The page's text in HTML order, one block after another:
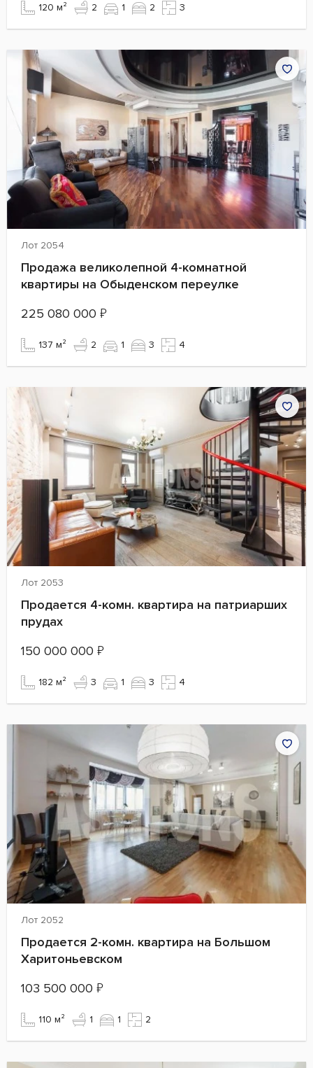
120 м² 2 1 2 3
Лот 2054
Продажа великолепной 4-комнатной
квартиры на Обыденском переулке
225 080 000 ₽
137 м² 2 1 3 4
Лот 2053
Продается 4-комн. квартира на патриарших
прудах
150 000 000 ₽
182 м² 3 1 3 4
Лот 2052
Продается 2-комн. квартира на Большом
Харитоньевском
103 500 000 ₽
110 м² 1 1 2